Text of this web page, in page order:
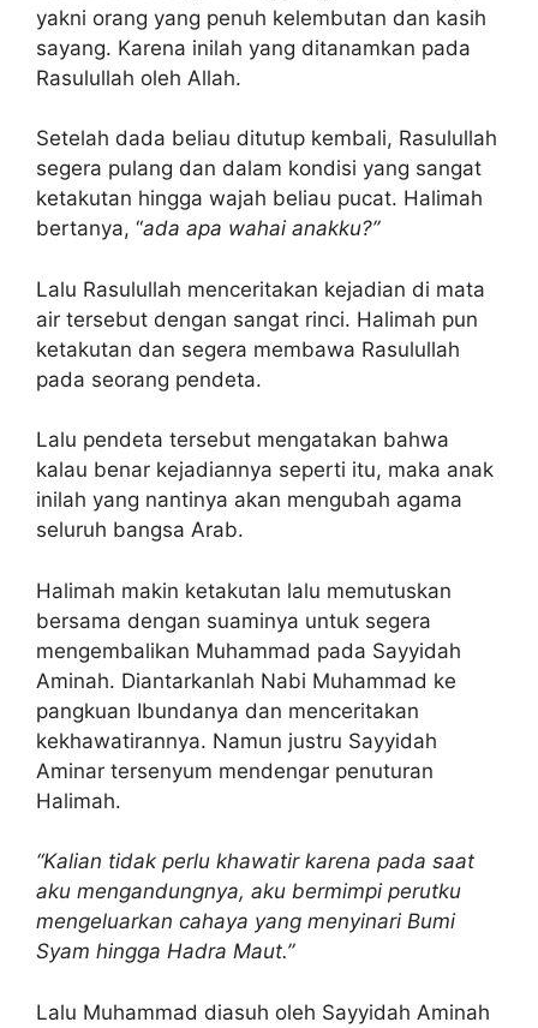
yakni orang yang penuh kelembutan dan kasih
sayang. Karena inilah yang ditanamkan pada
Rasulullah oleh Allah.
Setelah dada beliau ditutup kembali, Rasulullah
segera pulang dan dalam kondisi yang sangat
ketakutan hingga wajah beliau pucat. Halimah
bertanya, “ada apa wahai anakku?”
Lalu Rasulullah menceritakan kejadian di mata
air tersebut dengan sangat rinci. Halimah pun
ketakutan dan segera membawa Rasulullah
pada seorang pendeta.
Lalu pendeta tersebut mengatakan bahwa
kalau benar kejadiannya seperti itu, maka anak
inilah yang nantinya akan mengubah agama
seluruh bangsa Arab.
Halimah makin ketakutan lalu memutuskan
bersama dengan suaminya untuk segera
mengembalikan Muhammad pada Sayyidah
Aminah. Diantarkanlah Nabi Muhammad ke
pangkuan Ibundanya dan menceritakan
kekhawatirannya. Namun justru Sayyidah
Aminar tersenyum mendengar penuturan
Halimah.
“Kalian tidak perlu khawatir karena pada saat
aku mengandungnya, aku bermimpi perutku
mengeluarkan cahaya yang menyinari Bumi
Syam hingga Hadra Maut.”
Lalu Muhammad diasuh oleh Sayyidah Aminah